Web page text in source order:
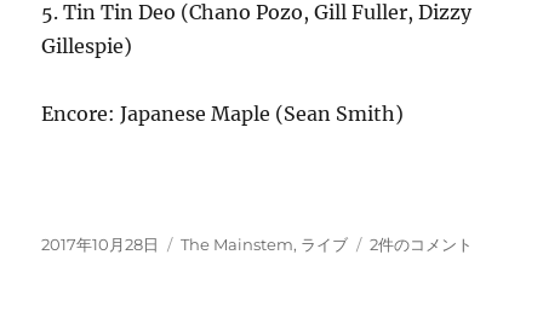
5. Tin Tin Deo (Chano Pozo, Gill Fuller, Dizzy
Gillespie)
Encore: Japanese Maple (Sean Smith)
投
2017年10月28日
カ
The Mainstem, ライブ
10/28
2件のコメント